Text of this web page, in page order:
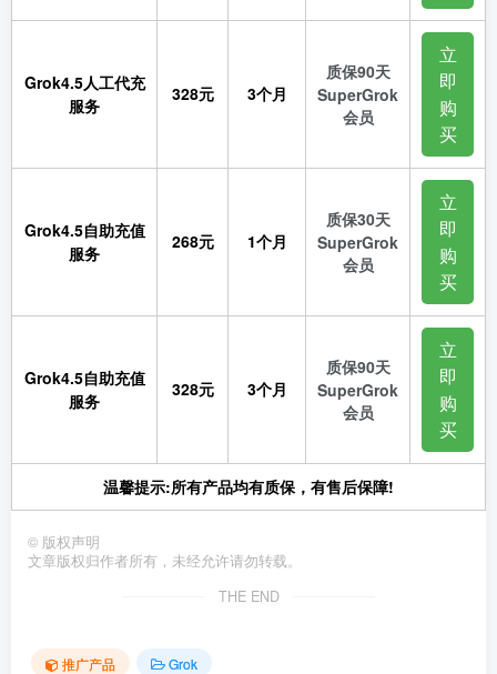
Grok4.5人工代充
服务
328元 3个月
质保90天
SuperGrok
会员
立
即
购
买
Grok4.5自助充值
服务
268元 1个月
质保30天
SuperGrok
会员
立
即
购
买
Grok4.5自助充值
服务
328元 3个月
质保90天
SuperGrok
会员
立
即
购
买
温馨提示:所有产品均有质保，有售后保障!
© 版权声明
文章版权归作者所有，未经允许请勿转载。
THE END
推广产品
Grok